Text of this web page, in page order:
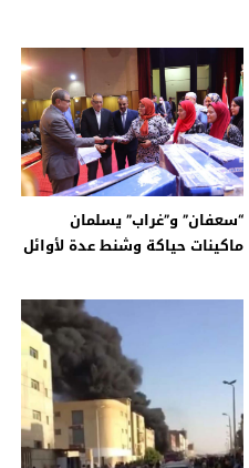
“سعفان” و”غراب” يسلمان
ماكينات حياكة وشنط عدة لأوائل
بالشرقية .. الوزير يوجه
المديرية لتوعية الشباب